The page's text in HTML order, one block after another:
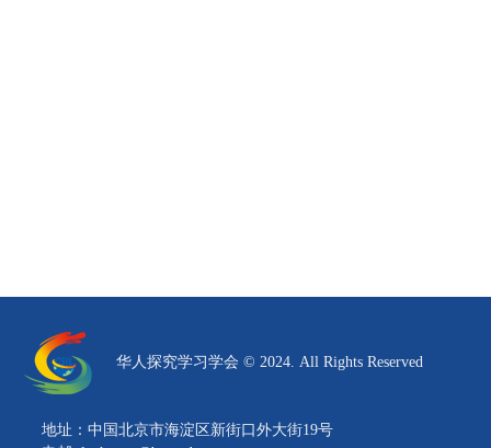
华人探究学习学会 © 2024. All Rights Reserved
地址：中国北京市海淀区新街口外大街19号